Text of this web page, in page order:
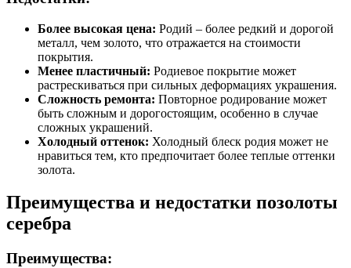
Более высокая цена: Родий – более редкий и дорогой
металл, чем золото, что отражается на стоимости
покрытия.
Менее пластичный: Родиевое покрытие может
растрескиваться при сильных деформациях украшения.
Сложность ремонта: Повторное родирование может
быть сложным и дорогостоящим, особенно в случае
сложных украшений.
Холодный оттенок: Холодный блеск родия может не
нравиться тем, кто предпочитает более теплые оттенки
золота.
Преимущества и недостатки позолоты
серебра
Преимущества: